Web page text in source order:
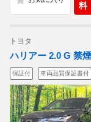
料
トヨタ
ハリアー 2.0 G 禁
保証付 車両品質保証書付